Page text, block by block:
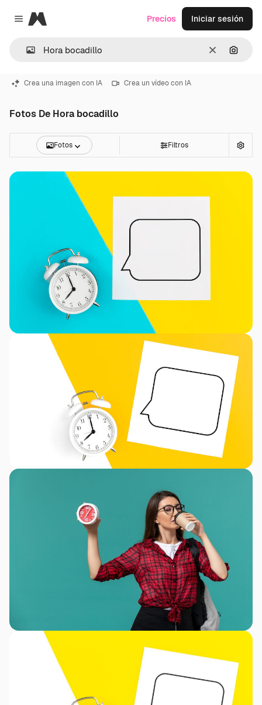
Close menu
Magnific
Borrar
Precios Iniciar sesión
Crea una imagen con IA Crea un vídeo con IA
Fotos De Hora bocadillo
Fotos Filtros